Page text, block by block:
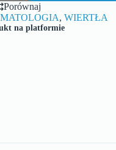
Porównaj
, WIERTŁA
na platformie